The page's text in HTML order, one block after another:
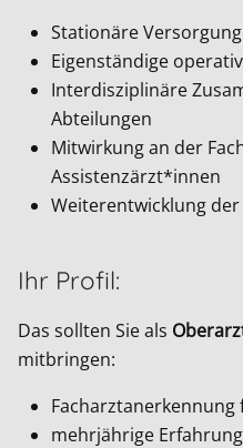
Stationäre
Eigenständige
Interdisziplinäre
Abteilungen
Mitwirkung an der
Assistenzärzt*innen
Weiterentwicklung
Ihr Profil:
Das sollten Sie als
mitbringen:
mehrjährige